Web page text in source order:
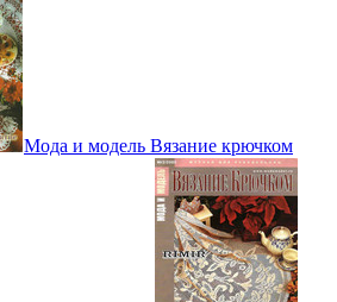
Мода и модель Вязание крючком